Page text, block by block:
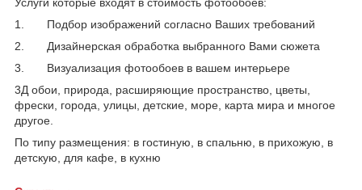
1. Подбор изображений согласно Ваших требований
2. Дизайнерская обработка выбранного Вами сюжета
3. Визуализация фотообоев в вашем интерьере
3Д обои, природа, расширяющие пространство, цветы,
фрески, города, улицы, детские, море, карта мира и многое
другое.
По типу размещения: в гостиную, в спальню, в прихожую, в
детскую, для кафе, в кухню